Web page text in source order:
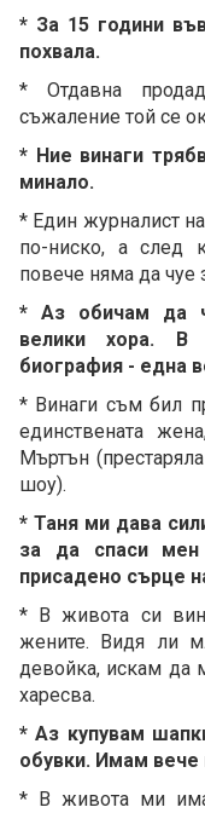
* За 15 години
похвала.
* Отдавна
съжаление той се
* Ние винаги
минало.
* Един журналист
по-ниско, а след
повече няма да чуе
* Аз обичам да
велики хора. В
биография - една
* Винаги съм бил
единствената
Мъртън
шоу).
* Таня ми дава
за да спаси
присадено сърце
* В живота си
жените. Видя ли
девойка, искам да
харесва.
* Аз купувам
обувки. Имам вече
* В живота ми